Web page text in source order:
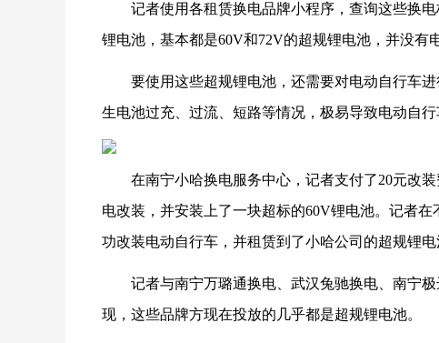
记者使用各租赁换电品牌小程序，查询这些换
锂电池，基本都是60V和72V的超规锂电池，并没有
要使用这些超规锂电池，还需要对电动自行车
生电池过充、过流、短路等情况，极易导致电动自行
在南宁小哈换电服务中心，记者支付了20元改
电改装，并安装上了一块超标的60V锂电池。记者
功改装电动自行车，并租赁到了小哈公司的超规锂电
记者与南宁万璐通换电、武汉兔驰换电、南宁
现，这些品牌方现在投放的几乎都是超规锂电池。